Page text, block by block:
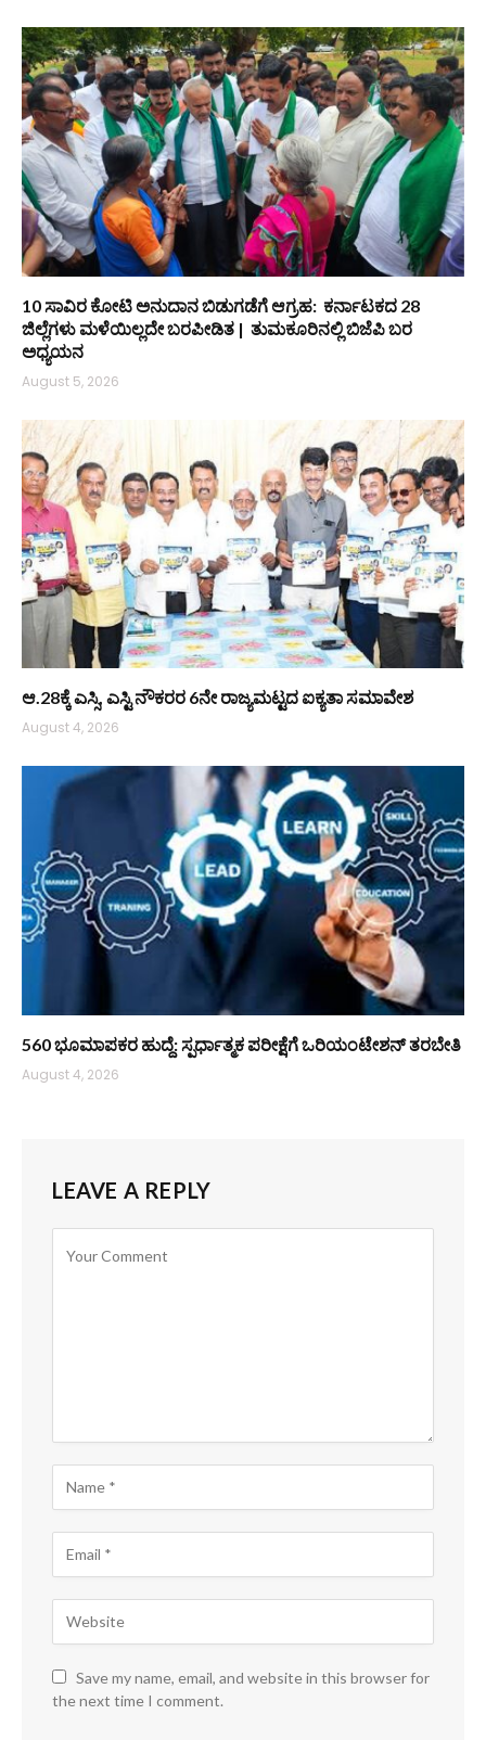
10 ಸಾವಿರ ಕೋಟಿ ಅನುದಾನ ಬಿಡುಗಡೆಗೆ ಆಗ್ರಹ: ಕರ್ನಾಟಕದ 28
ಜಿಲ್ಲೆಗಳು ಮಳೆಯಿಲ್ಲದೇ ಬರಪೀಡಿತ | ತುಮಕೂರಿನಲ್ಲಿ ಬಿಜೆಪಿ ಬರ
ಅಧ್ಯಯನ
August 5, 2026
ಆ.28ಕ್ಕೆ ಎಸ್ಸಿ, ಎಸ್ಟಿ ನೌಕರರ 6ನೇ ರಾಜ್ಯಮಟ್ಟದ ಐಕ್ಯತಾ ಸಮಾವೇಶ
August 4, 2026
560 ಭೂಮಾಪಕರ ಹುದ್ದೆ: ಸ್ಪರ್ಧಾತ್ಮಕ ಪರೀಕ್ಷೆಗೆ ಒರಿಯಂಟೇಶನ್ ತರಬೇತಿ
August 4, 2026
LEAVE A REPLY
Save my name, email, and website in this browser for
the next time I comment.